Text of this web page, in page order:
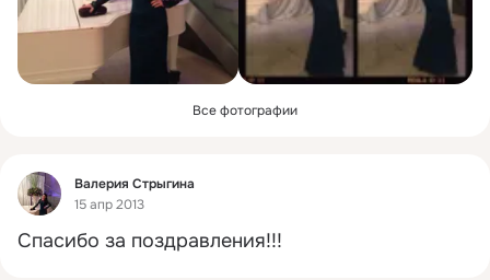
Все фотографии
Фид
Валерия Стрыгина
15 апр 2013
Спасибо за поздравления!!!